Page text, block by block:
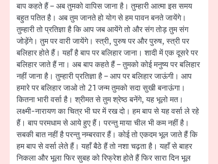
बाप कहते हैं – अब तुमको वापिस जाना है। तुम्हारी आत्मा इस समय
बहुत पतित है। अब तुम जानते हो योग से हम पावन बनते जायेंगे।
तुम्हारी तो प्रतिज्ञा है कि आप जब आयेंगे तो और संग तोड़ तुम संग
जोड़ेंगे। तुम पर वारी जायेंगे। स्त्री, पुरुष पर और पुरुष, स्त्री पर
बलिहार होते हैं। यहाँ है बाप पर बलिहार जाना। शादी में एक दूसरे पर
बलिहार जाते हैं ना। अब बाप कहते हैं – तुमको कोई मनुष्य पर बलिहार
नहीं जाना है। तुम्हारी प्रतिज्ञा है – आप पर बलिहार जाऊंगी। आप
हमारे पर बलिहार जाओ तो 21 जन्म तुमको सदा सुखी बनाऊंगा।
कितना भारी वर्सा है। श्रीमत से तुम श्रेष्ठ बनेंगे, यह भूलो मत।
लक्ष्मी-नारायण का चित्र भी घर में रख दो। हम बाप से यह वर्सा ले रहे
हैं। बाप परमधाम से आये हुए हैं। परन्तु माया चील भी कम नहीं है।
सबकी बात नहीं है परन्तु नम्बरवार हैं। कोई तो एकदम भूल जाते हैं कि
हम बाप से वर्सा लेते हैं। यहाँ बैठे हैं तो नशा चढ़ता है। यहाँ से बाहर
निकला और भूला फिर सुबह को रिफ्रेश होते हैं फिर सारा दिन भूल